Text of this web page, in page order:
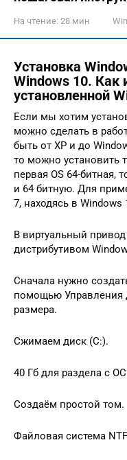
На чтение: 28 мин
Установка
Windows 10. Как
установленной
Если мы хотим
можно сделать в
быть от XP и до
то можно установить
первая OS 64-битная,
и 64 битную. Для
7, находясь в Windows
В виртуальный
дистрибутивом
Сначала нужно
помощью Управления
размера.
Сжимаем диск (C:).
40 Гб для раздела с
Создаём простой том.
Файловая система